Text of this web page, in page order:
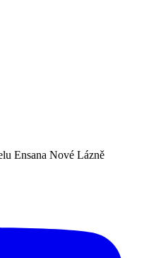
Ensana Nové Lázně